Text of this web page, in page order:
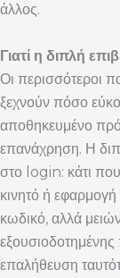
άλλος.
Γιατί η διπλή
Οι περισσότεροι
ξεχνούν πόσο
αποθηκευμένο
επανάχρηση. Η
στο login: κάτι που
κινητό ή
κωδικό, αλλά
επαλήθευση